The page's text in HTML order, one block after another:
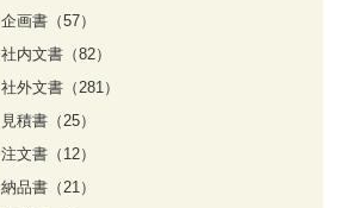
企画書（57）
社内文書（82）
社外文書（281）
見積書（25）
注文書（12）
納品書（21）